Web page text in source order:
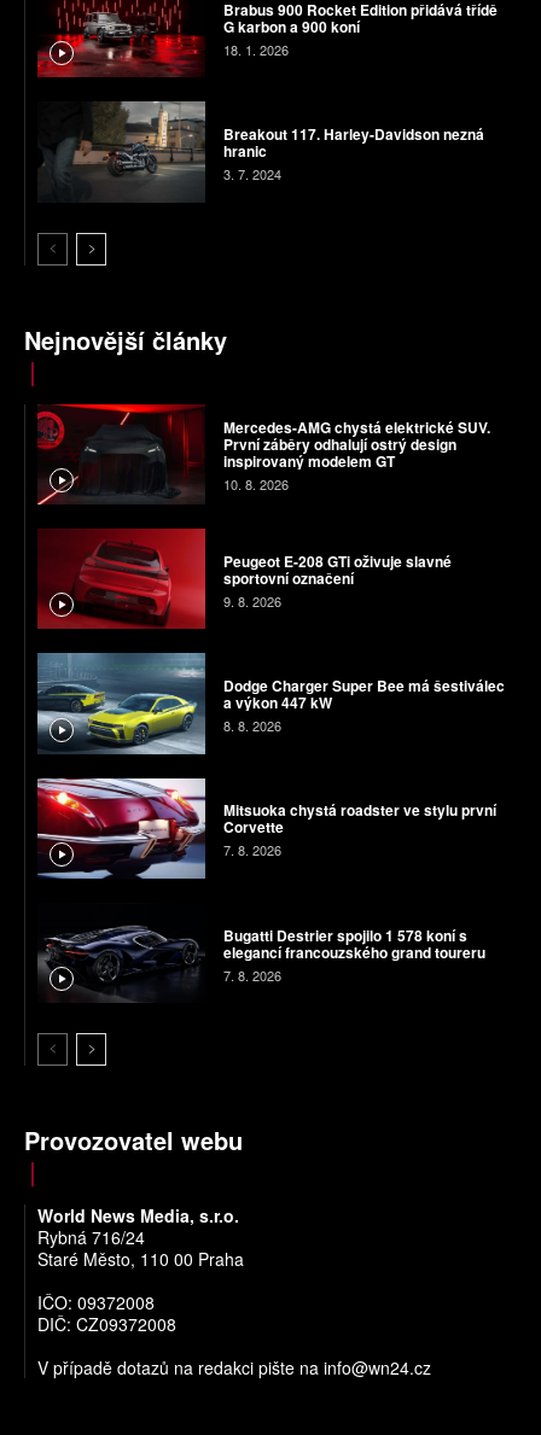
Brabus 900 Rocket Edition přidává třídě
G karbon a 900 koní
18. 1. 2026
Breakout 117. Harley-Davidson nezná
hranic
3. 7. 2024
Nejnovější články
Mercedes-AMG chystá elektrické SUV.
První záběry odhalují ostrý design
inspirovaný modelem GT
10. 8. 2026
Peugeot E-208 GTi oživuje slavné
sportovní označení
9. 8. 2026
Dodge Charger Super Bee má šestiválec
a výkon 447 kW
8. 8. 2026
Mitsuoka chystá roadster ve stylu první
Corvette
7. 8. 2026
Bugatti Destrier spojilo 1 578 koní s
elegancí francouzského grand toureru
7. 8. 2026
Provozovatel webu
World News Media, s.r.o.
Rybná 716/24
Staré Město, 110 00 Praha
IČO: 09372008
DIČ: CZ09372008
V případě dotazů na redakci pište na info@wn24.cz